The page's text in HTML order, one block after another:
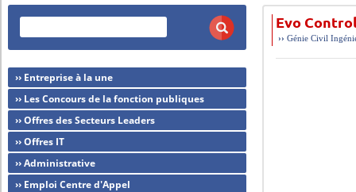
Evo
››Génie Civil
›› Entreprise à la une
›› Les Concours de la fonction publiques
›› Offres des Secteurs Leaders
›› Offres IT
›› Administrative
›› Emploi Centre d'Appel